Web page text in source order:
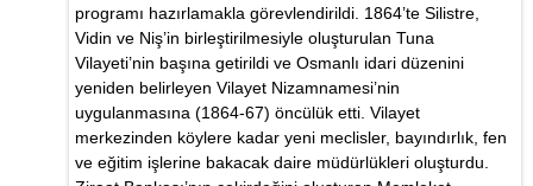
programı hazırlamakla görevlendirildi. 1864’te Silistre,
Vidin ve Niş’in birleştirilmesiyle oluşturulan Tuna
Vilayeti’nin başına getirildi ve Osmanlı idari düzenini
yeniden belirleyen Vilayet Nizamnamesi’nin
uygulanmasına (1864-67) öncülük etti. Vilayet
merkezinden köylere kadar yeni meclisler, bayındırlık, fen
ve eğitim işlerine bakacak daire müdürlükleri oluşturdu.